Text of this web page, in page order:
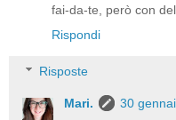
fai-da-te, però con
Rispondi
Risposte
Mari.
30